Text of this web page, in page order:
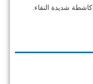
كاشطة شديدة النقاء.